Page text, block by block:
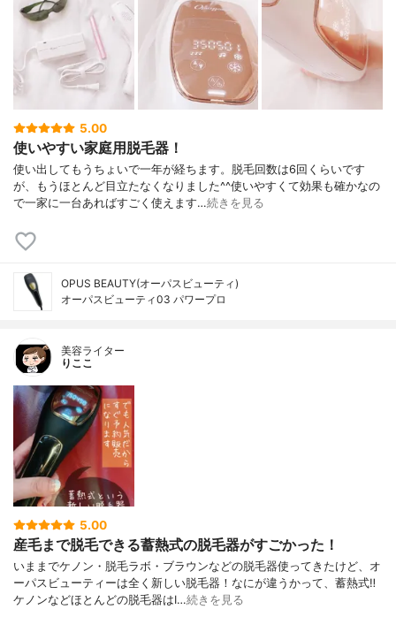
5.00
使いやすい家庭用脱毛器！
使い出してもうちょいで一年が経ちます。脱毛回数は6回くらいです
が、もうほとんど目立たなくなりました^^使いやすくて効果も確かなの
で一家に一台あればすごく使えます…続きを見る
OPUS BEAUTY(オーパスビューティ)
オーパスビューティ03 パワープロ
美容ライター
りここ
5.00
産毛まで脱毛できる蓄熱式の脱毛器がすごかった！
いままでケノン・脱毛ラボ・ブラウンなどの脱毛器使ってきたけど、オ
ーパスビューティーは全く新しい脱毛器！なにが違うかって、蓄熱式‼️
ケノンなどほとんどの脱毛器はI…続きを見る